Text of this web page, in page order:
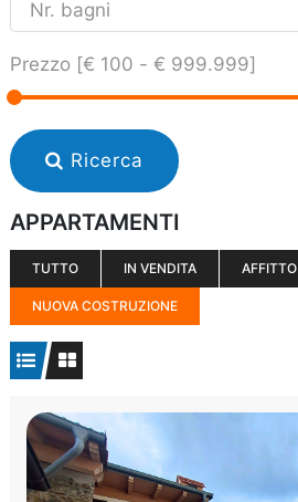
Prezzo [€ 100 -€ 999.999]
Ricerca
APPARTAMENTI
TUTTO IN VENDITA AFFITTO
NUOVA COSTRUZIONE